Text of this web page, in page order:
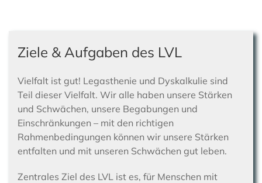
Ziele & Aufgaben des LVL
Vielfalt ist gut! Legasthenie und Dyskalkulie sind
Teil dieser Vielfalt. Wir alle haben unsere Stärken
und Schwächen, unsere Begabungen und
Einschränkungen – mit den richtigen
Rahmenbedingungen können wir unsere Stärken
entfalten und mit unseren Schwächen gut leben.
Zentrales Ziel des LVL ist es, für Menschen mit